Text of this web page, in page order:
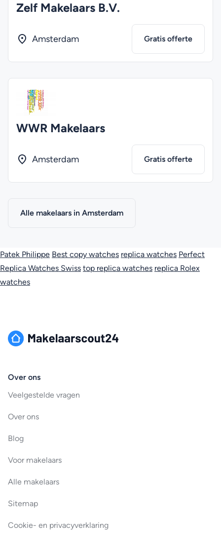
Zelf Makelaars B.V.
Amsterdam Gratis offerte
WWR Makelaars
Amsterdam Gratis offerte
Alle makelaars in Amsterdam
Patek Philippe Best copy watches replica watches Perfect
Replica Watches Swiss top replica watches replica Rolex
watches
Over ons
Veelgestelde vragen
Over ons
Blog
Voor makelaars
Alle makelaars
Sitemap
Cookie- en privacyverklaring